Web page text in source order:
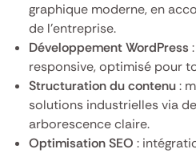
graphique moderne, en
de l’entreprise.
Développement WordPress
responsive, optimisé pour
Structuration du contenu:
solutions industrielles via
arborescence claire.
Optimisation SEO :